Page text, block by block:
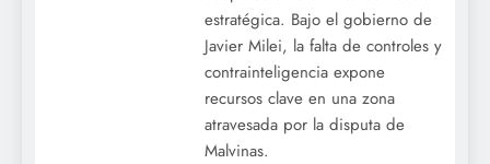
estratégica. Bajo el gobierno de
Javier Milei, la falta de controles y
contrainteligencia expone
recursos clave en una zona
atravesada por la disputa de
Malvinas.